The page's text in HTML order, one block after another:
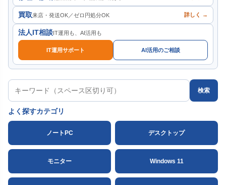
買取来店・発送OK／ゼロ円処分OK 詳しく →
法人IT相談IT運用も、AI活用も
IT運用サポート AI活用のご相談
検索
よく探すカテゴリ
ノートPC デスクトップ
モニター Windows 11